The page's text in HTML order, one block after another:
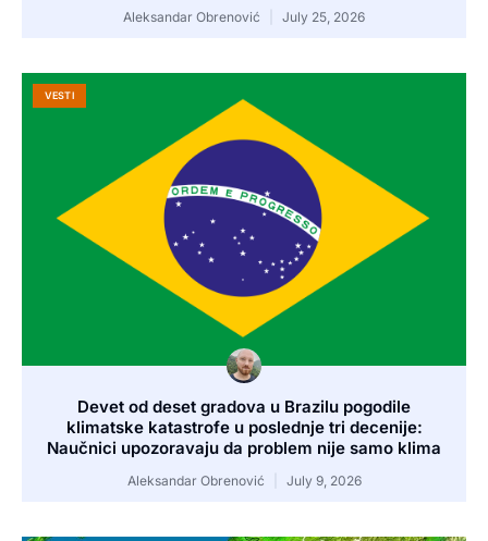
Aleksandar Obrenović July 25, 2026
VESTI
Devet od deset gradova u Brazilu pogodile
klimatske katastrofe u poslednje tri decenije:
Naučnici upozoravaju da problem nije samo klima
Aleksandar Obrenović July 9, 2026